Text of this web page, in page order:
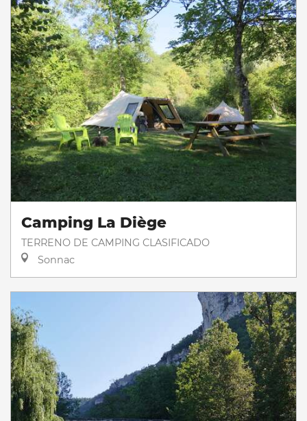
Camping La Diège
TERRENO DE CAMPING CLASIFICADO
Sonnac